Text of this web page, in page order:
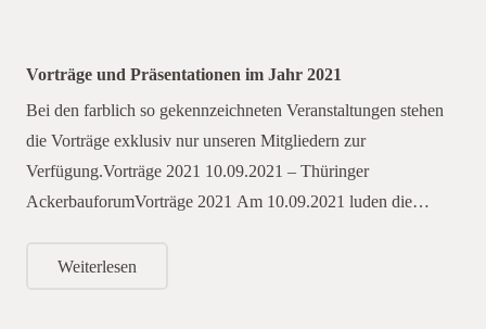
Vorträge und Präsentationen im Jahr 2021
Bei den farblich so gekennzeichneten Veranstaltungen stehen
die Vorträge exklusiv nur unseren Mitgliedern zur
Verfügung.Vorträge 2021 10.09.2021 – Thüringer
AckerbauforumVorträge 2021 Am 10.09.2021 luden die…
Weiterlesen